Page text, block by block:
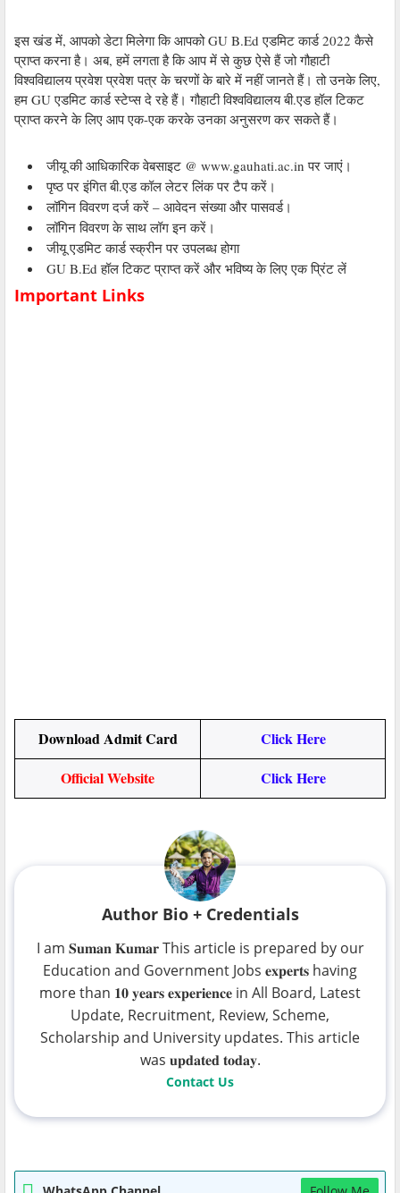
इस खंड में, आपको डेटा मिलेगा कि आपको GU B.Ed एडमिट कार्ड 2022 कैसे
प्राप्त करना है। अब, हमें लगता है कि आप में से कुछ ऐसे हैं जो गौहाटी
विश्वविद्यालय प्रवेश प्रवेश पत्र के चरणों के बारे में नहीं जानते हैं। तो उनके लिए,
हम GU एडमिट कार्ड स्टेप्स दे रहे हैं। गौहाटी विश्वविद्यालय बी.एड हॉल टिकट
प्राप्त करने के लिए आप एक-एक करके उनका अनुसरण कर सकते हैं।
जीयू की आधिकारिक वेबसाइट @ www.gauhati.ac.in पर जाएं।
पृष्ठ पर इंगित बी.एड कॉल लेटर लिंक पर टैप करें।
लॉगिन विवरण दर्ज करें – आवेदन संख्या और पासवर्ड।
लॉगिन विवरण के साथ लॉग इन करें।
जीयू एडमिट कार्ड स्क्रीन पर उपलब्ध होगा
GU B.Ed हॉल टिकट प्राप्त करें और भविष्य के लिए एक प्रिंट लें
Important Links
Download Admit Card
Click Here
Official Website
Click Here
Author Bio + Credentials
I am 𝐒𝐮𝐦𝐚𝐧 𝐊𝐮𝐦𝐚𝐫 This article is prepared by our
Education and Government Jobs 𝐞𝐱𝐩𝐞𝐫𝐭𝐬 having
more than 𝟏𝟎 𝐲𝐞𝐚𝐫𝐬 𝐞𝐱𝐩𝐞𝐫𝐢𝐞𝐧𝐜𝐞 in All Board, Latest
Update, Recruitment, Review, Scheme,
Scholarship and University updates. This article
was 𝐮𝐩𝐝𝐚𝐭𝐞𝐝 𝐭𝐨𝐝𝐚𝐲.
Contact Us